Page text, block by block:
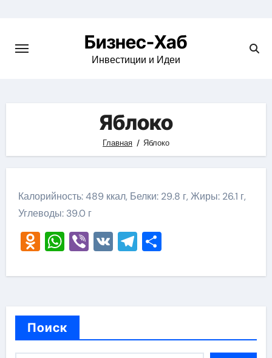
content
Бизнес-Хаб
Инвестиции и Идеи
Яблоко
Главная Яблоко
Калорийность: 489 ккал, Белки: 29.8 г, Жиры: 26.1 г,
Углеводы: 39.0 г
Odnoklassniki
WhatsApp
Viber
VKTelegram
Отправить
Поиск